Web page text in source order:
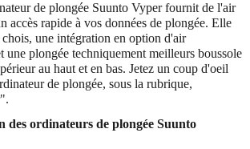
de plongée Suunto Vyper fournit de l'air
accès rapide à vos données de plongée. Elle
une intégration en option d'air
une plongée techniquement meilleurs boussole
au haut et en bas. Jetez un coup d'oeil
de plongée, sous la rubrique,
des ordinateurs de plongée Suunto